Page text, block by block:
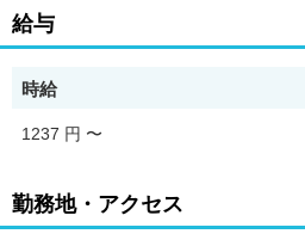
※巡回、コール対応
※起床介助など
◆従事すべき業務の変更の範囲 なし
◆勤務場所の変更の範囲 なし
◆有期労働契約を更新する場合の基準
数の上限)就業規則に定める禁止行為
◆ご希望があれば、通勤可能な範囲内
他事業所も併せて選考が可能です。
給与
時給
1237 円 〜
勤務地・アクセス